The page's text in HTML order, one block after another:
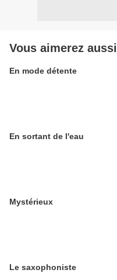
Vous aimerez aussi
En mode détente
En sortant de l'eau
Mystérieux
Le saxophoniste